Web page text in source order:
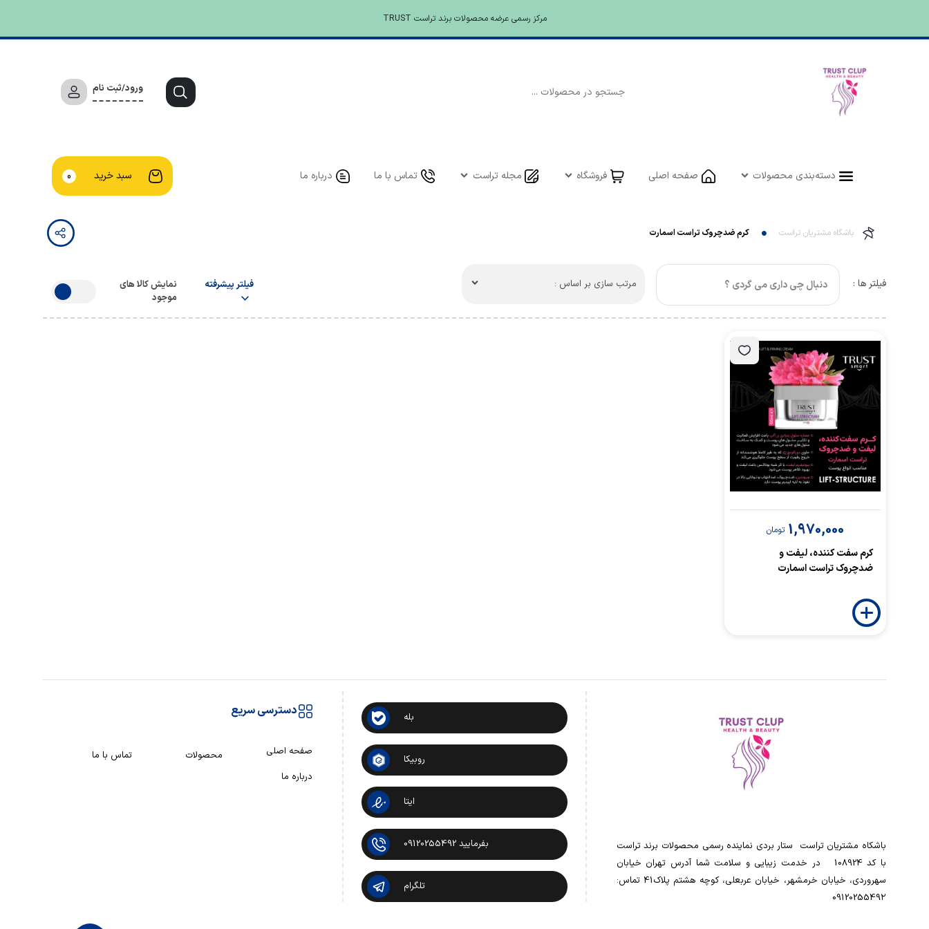
مرکز رسمی عرضه محصولات برند تراست TRUST
ورود/ثبت نام
دسته‌بندی محصولات صفحه اصلی فروشگاه مجله تراست تماس با ما درباره ما سبد خرید 0
باشگاه مشتریان تراست کرم ضدچروک تراست اسمارت
فیلتر ها : مرتب سازی بر اساس : فیلتر پیشرفته
نمایش کالا های
موجود
1,970,000 تومان
کرم سفت کننده، لیفت و
ضدچروک تراست اسمارت
باشکاه مشتریان تراست ‌ ‌ستار بردی نماینده رسمی محصولات برند تراست
با کد 108924 ‌ ‌ در خدمت زیبایی و سلامت شما آدرس تهران خیابان
سهروردی، خیابان خرمشهر، خیابان عربعلی، کوچه هشتم پلاک41 تماس:
0912025549۲
بله
روبیکا
ایتا
بفرمایید 09120255492
تلگرام
دسترسی سریع
صفحه اصلی محصولات
تماس با ما
درباره ما